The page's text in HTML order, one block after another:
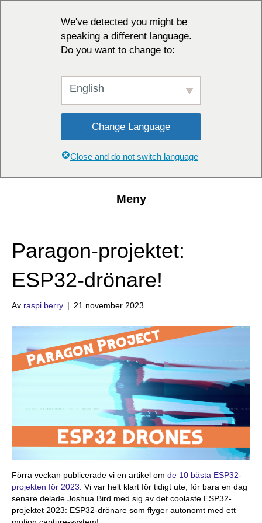
We've detected you might be
speaking a different language.
Do you want to change to:
English
Change Language
Close and do not switch language
Meny
Paragon-projektet:
ESP32-drönare!
Av raspi berry | 21 november 2023
Förra veckan publicerade vi en artikel om de 10 bästa ESP32-
projekten för 2023. Vi var helt klart för tidigt ute, för bara en dag
senare delade Joshua Bird med sig av det coolaste ESP32-
projektet 2023: ESP32-drönare som flyger autonomt med ett